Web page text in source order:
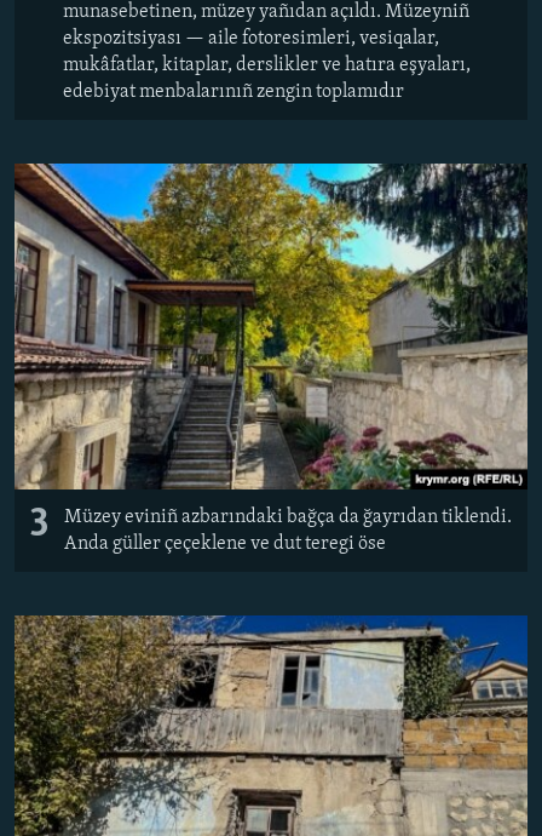
munasebetinen, müzey yañıdan açıldı. Müzeyniñ
ekspozitsiyası — aile fotoresimleri, vesiqalar,
mukâfatlar, kitaplar, derslikler ve hatıra eşyaları,
edebiyat menbalarınıñ zengin toplamıdır
3
Müzey eviniñ azbarındaki bağça da ğayrıdan tiklendi.
Anda güller çeçeklene ve dut teregi öse